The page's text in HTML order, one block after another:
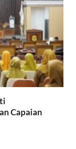
Capaian